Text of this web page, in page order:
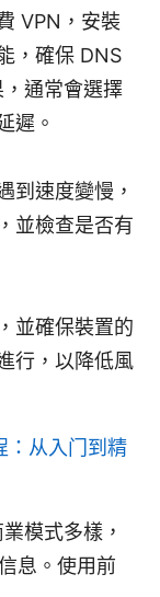
VPN，安裝
，確保 DNS
通常會選擇
遲。
到速度變慢，
並檢查是否有
並確保裝置的
行，以降低風
：从入门到精
模式多樣，
息。使用前